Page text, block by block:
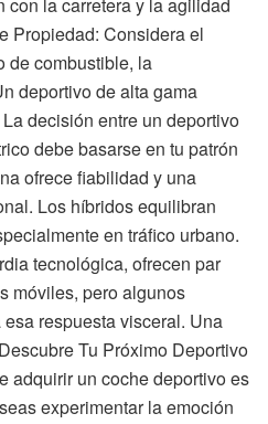
Propiedad: Considera el
de combustible, la
deportivo de alta gama
decisión entre un deportivo
debe basarse en tu patrón
ofrece fiabilidad y una
Los híbridos equilibran
en tráfico urbano.
tecnológica, ofrecen par
móviles, pero algunos
respuesta visceral. Una
Tu Próximo Deportivo
adquirir un coche deportivo es
experimentar la emoción